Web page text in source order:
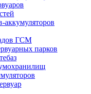
аккумуляторов
ГСМ
парков